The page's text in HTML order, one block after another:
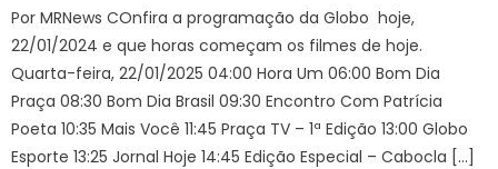
Por MRNews COnfira a programação da Globo hoje,
22/01/2024 e que horas começam os filmes de hoje.
Quarta-feira, 22/01/2025 04:00 Hora Um 06:00 Bom Dia
Praça 08:30 Bom Dia Brasil 09:30 Encontro Com Patrícia
Poeta 10:35 Mais Você 11:45 Praça TV – 1ª Edição 13:00 Globo
Esporte 13:25 Jornal Hoje 14:45 Edição Especial – Cabocla […]